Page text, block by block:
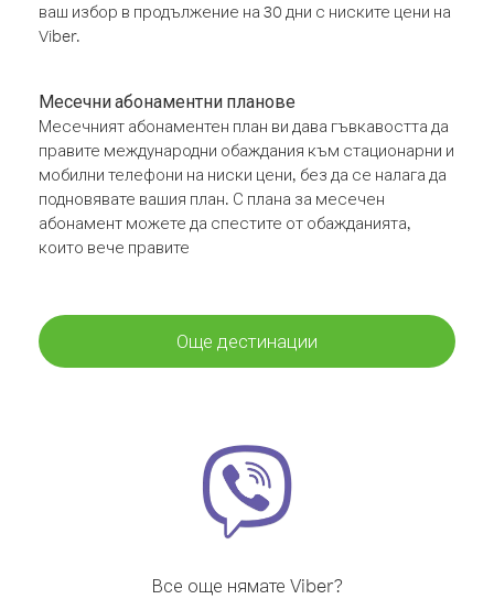
ваш избор в продължение на 30 дни с ниските цени на
Viber.
Месечни абонаментни планове
Месечният абонаментен план ви дава гъвкавостта да
правите международни обаждания към стационарни и
мобилни телефони на ниски цени, без да се налага да
подновявате вашия план. С плана за месечен
абонамент можете да спестите от обажданията,
които вече правите
Още дестинации
Все още нямате Viber?